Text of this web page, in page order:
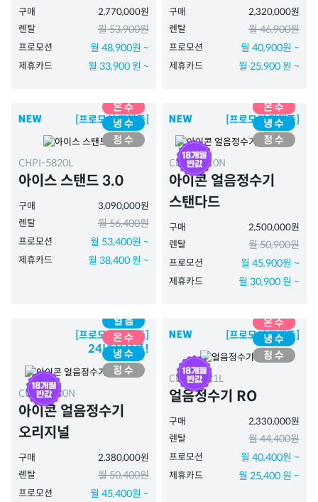
구매
2,770,000원
렌탈
월 53,900원
프로모션 월 48,900원 ~
제휴카드 월 33,900 원 ~
구매
2,320,000원
렌탈
월 46,900원
프로모션 월 40,900원 ~
제휴카드 월 25,900 원 ~
[프로모션 진행중]
CHPI-5820L
아이스 스탠드 3.0
구매
3,090,000원
렌탈
월 56,400원
프로모션 월 53,400원 ~
제휴카드 월 38,400 원 ~
[프로모션 진행중]
CHPI-7410N
아이콘 얼음정수기
스탠다드
구매
2,500,000원
렌탈
월 50,900원
프로모션 월 45,900원 ~
제휴카드 월 30,900 원 ~
[프로모션 진행중]
24년신상품!
CHPI-7400N
아이콘 얼음정수기
오리지널
구매
2,380,000원
렌탈
월 50,400원
프로모션 월 45,400원 ~
[프로모션 진행중]
CHPI-7521L
얼음정수기 RO
구매
2,330,000원
렌탈
월 44,400원
프로모션 월 40,400원 ~
제휴카드 월 25,400 원 ~